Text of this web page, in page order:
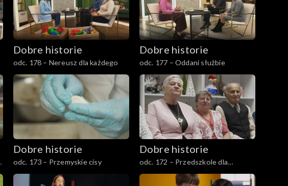
Dobre historie
odc. 178 – Nereusz dla każdego
Dobre historie
odc. 177 – Oddani służbie
Dobre historie
odc. 173 – Przemyskie cisy
Dobre historie
odc. 172 – Przedszkole dla
seniorów